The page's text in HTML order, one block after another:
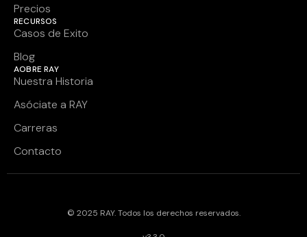
Precios
RECURSOS
Casos de Exito
Blog
AOBRE RAY
Nuestra Historia
Asóciate a RAY
Carreras
Contacto
© 2025 RAY. Todos los derechos reservados.